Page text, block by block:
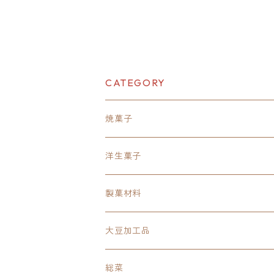
CATEGORY
焼菓子
胡椒餅
岩崎食品胡椒餅
パウンドケーキ
ホットク
クッキー
洋生菓子
アップルパイ
青森ふじりんごパイ
あんこパイ
北海道小倉あんパイ
パイナップルパイ
製菓材料
台湾カステラミックス
大豆加工品
大豆スライス
総菜